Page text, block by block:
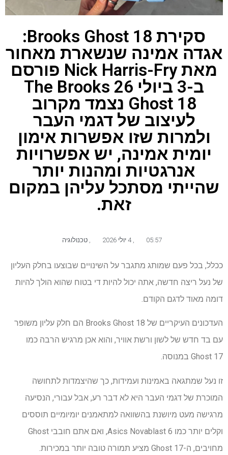
סקירת Brooks Ghost 18:
אגדה אמינה שנשארת מאחור
מאת Nick Harris-Fry פורסם
ב-3 ביולי 26 The Brooks
Ghost 18 נצמד מקרוב
לעיצוב של דגמי העבר
ולמרות שזו אפשרות אימון
יומית אמינה, יש אפשרויות
אנרגטיות ומהנות יותר
שהייתי מסתכל עליהן במקום
זאת.
05:57 4 יולי 2026 טכנולוגיה
ככלל, בכל פעם שמותג מתגבר על השינויים שבוצעו בחלק העליון
של נעל ריצה חדשה, אתה יכול להיות די בטוח שהוא הולך להיות
דומה מאוד לדגם הקודם.
העדכונים העיקריים של Brooks Ghost 18 הם חלק עליון משופר
עם בד חדש של לשון ורשת אוויר, והוא אכן מרגיש הרבה כמו
Ghost 17 במנוסה.
זו נעל שמתגאה באמינות ועמידות, כך שהיצמדות לתחושה
המוכרת של דגמי העבר היא לא דבר רע, אבל עבורי, הנסיעה
מרגישה מעט מיושנת בהשוואה למתאמנים יומיומיים תוססים
וקלים יותר כמו Asics Novablast 6, ואם אתם חובבי Ghost
מחויבים, ה-Ghost 17 מציע תמורה טובה יותר במכירות.